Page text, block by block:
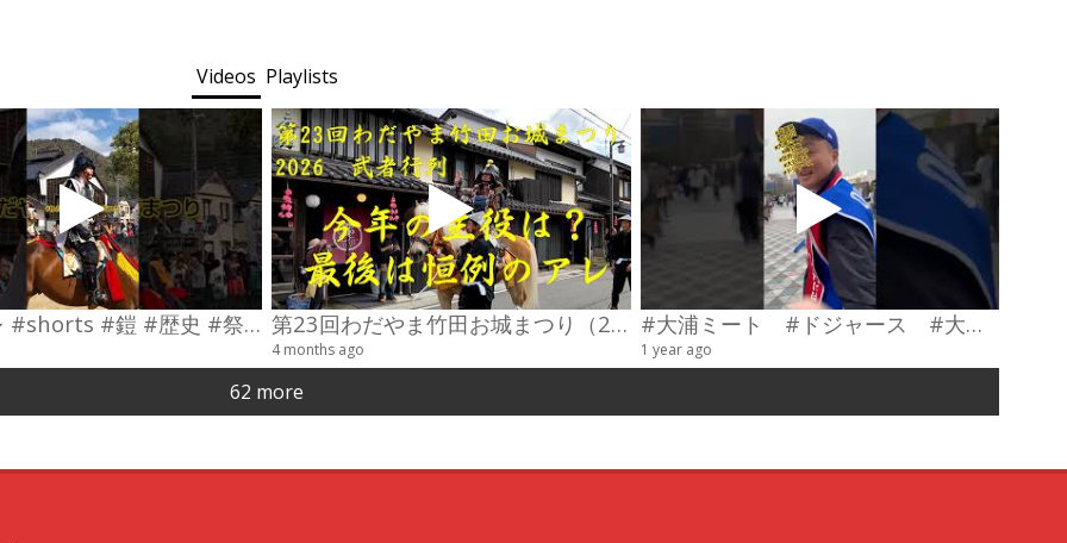
Videos Playlists
#コスプレ #shorts #鎧 #歴史 #祭り 第23回わだやま竹田お城まつり（2026） 武者行列
4 months ago
#大浦ミート #ドジャース #大谷翔平 #陣羽織 #オーダーメイド #shorts
1 year ago
62 more